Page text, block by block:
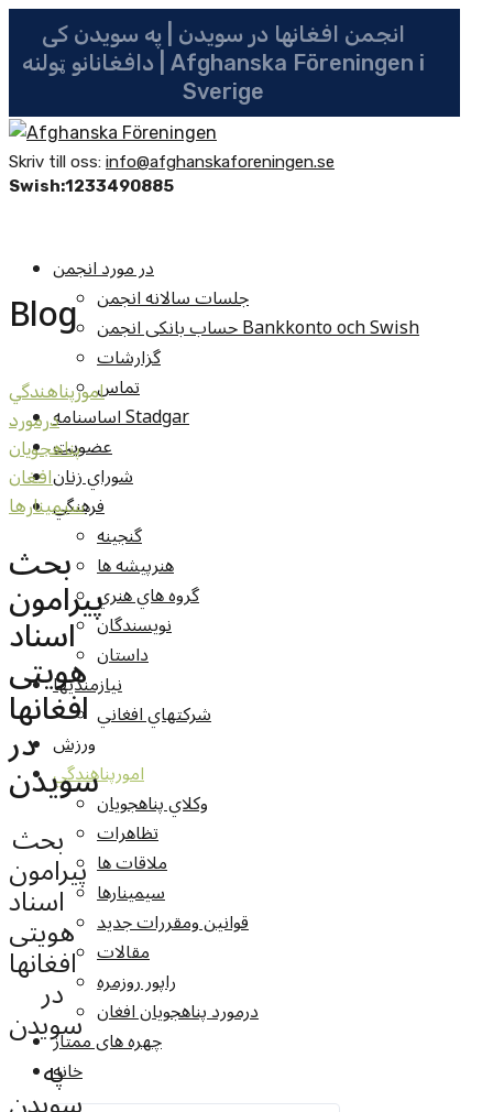
انجمن افغانها در سویدن | په سویدن کی
دافغانانو ټولنه | Afghanska Föreningen i
Sverige
Skriv till oss: info@afghanskaforeningen.se
Swish:1233490885
در مورد انجمن
جلسات سالانه انجمن
حساب بانکی انجمن Bankkonto och Swish
گزارشات
تماس
اساسنامه Stadgar
عضویت
شوراي زنان
فرهنگي
گنجينه
هنرپيشه ها
گروه هاي هنري
نويسندگان
داستان
نيازمنديها
شرکتهاي افغاني
ورزش
امورپناهندگي
وکلاي پناهجويان
تظاهرات
ملاقات ها
سيمينارها
قوانين ومقررات جديد
مقالات
راپور روزمره
درمورد پناهجويان افغان
چهره های ممتاز
خانه
Blog
امورپناهندگي
درمورد
پناهجويان
افغان
سيمينارها
بحث
پیرامون
اسناد
هویتی
افغانها
در
سویدن
بحث
پیرامون
اسناد
هویتی
افغانها
در
سویدن
په